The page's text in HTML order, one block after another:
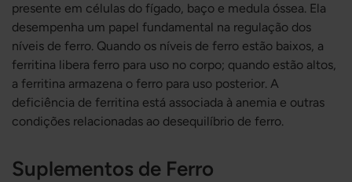
presente em células do fígado, baço e medula óssea. Ela
desempenha um papel fundamental na regulação dos
níveis de ferro. Quando os níveis de ferro estão baixos, a
ferritina libera ferro para uso no corpo; quando estão altos,
a ferritina armazena o ferro para uso posterior. A
deficiência de ferritina está associada à anemia e outras
condições relacionadas ao desequilíbrio de ferro.
Suplementos de Ferro